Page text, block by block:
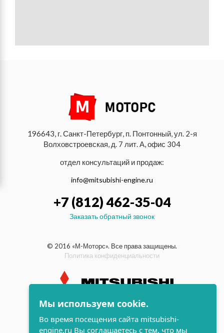
196643, г. Санкт-Петербург, п. Понтонный, ул. 2-я
Волховстроевская, д. 7 лит. А, офис 304
отдел консультаций и продаж:
info@mitsubishi-engine.ru
+7 (812) 462-35-04
Заказать обратный звонок
© 2016 «М-Моторс». Все права защищены.
Политика конфиденциальности
индустриальные и морские
дизельные двигатели Mitsubishi
Мы используем cookie.
Во время посещения сайта mitsubishi-
engine.ru Вы соглашаетесь с тем, что мы